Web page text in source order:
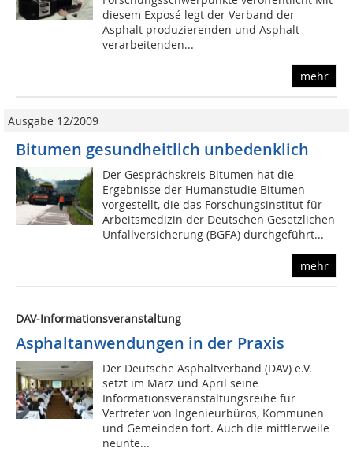
diesem Exposé legt der Verband der
Asphalt produzierenden und Asphalt
verarbeitenden...
mehr
Ausgabe 12/2009
Bitumen gesundheitlich unbedenklich
Der Gesprächskreis Bitumen hat die
Ergebnisse der Humanstudie Bitumen
vorgestellt, die das Forschungsinstitut für
Arbeitsmedizin der Deutschen Gesetzlichen
Unfallversicherung (BGFA) durchgeführt...
mehr
DAV-Informationsveranstaltung
Asphaltanwendungen in der Praxis
Der Deutsche Asphaltverband (DAV) e.V.
setzt im März und April seine
Informationsveranstaltungsreihe für
Vertreter von Ingenieurbüros, Kommunen
und Gemeinden fort. Auch die mittlerweile
neunte...